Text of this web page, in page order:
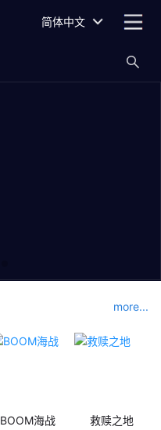
简体中文
more...
BOOM海战 救赎之地